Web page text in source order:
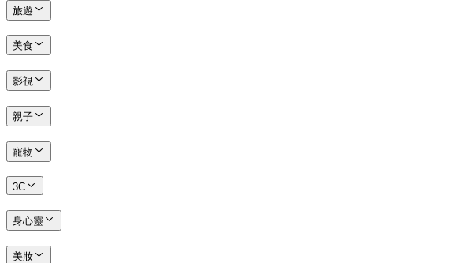
旅遊
美食
影視
親子
寵物
3C
身心靈
美妝